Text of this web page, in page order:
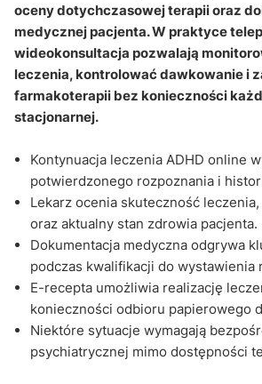
Q&A
oceny dotychczasowej terapii oraz
medycznej pacjenta. W praktyce
wideokonsultacja pozwalają
leczenia, kontrolować dawkowanie i
farmakoterapii bez konieczności
stacjonarnej.
Kontynuacja leczenia ADHD online
potwierdzonego rozpoznania i
Lekarz ocenia skuteczność
oraz aktualny stan zdrowia pacjenta.
Dokumentacja medyczna odgrywa
podczas kwalifikacji do wystawienia
E-recepta umożliwia realizację
konieczności odbioru papierowego
Niektóre sytuacje wymagają
psychiatrycznej mimo dostępności